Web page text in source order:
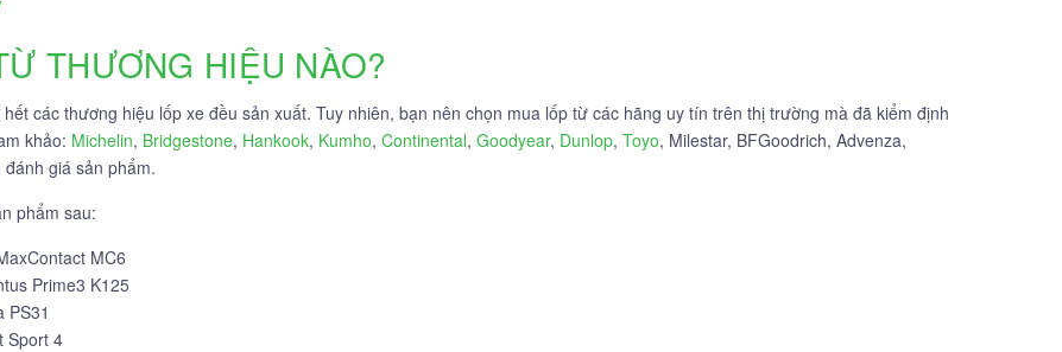
THƯƠNG HIỆU NÀO?
các thương hiệu lốp xe đều sản xuất. Tuy nhiên, bạn nên chọn mua lốp từ các hãng uy tín trên thị trường mà đã kiểm định
khảo: Michelin, Bridgestone, Hankook, Kumho, Continental, Goodyear, Dunlop, Toyo, Milestar, BFGoodrich, Advenza,
giá sản phẩm.
phẩm sau:
MC6
Prime3 K125
PS31
Sport 4